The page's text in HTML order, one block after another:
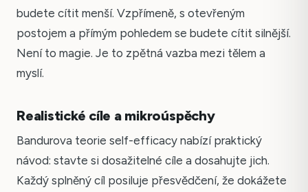
budete cítit menší. Vzpřímeně, s otevřeným
postojem a přímým pohledem se budete cítit silnější.
Není to magie. Je to zpětná vazba mezi tělem a
myslí.
Realistické cíle a mikroúspěchy
Bandurova teorie self-efficacy nabízí praktický
návod: stavte si dosažitelné cíle a dosahujte jich.
Každý splněný cíl posiluje přesvědčení, že dokážete